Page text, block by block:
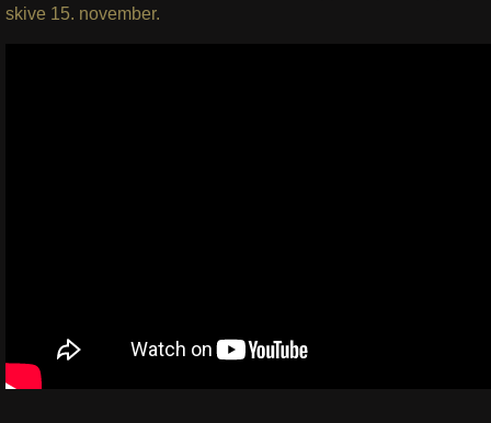
skive 15. november.